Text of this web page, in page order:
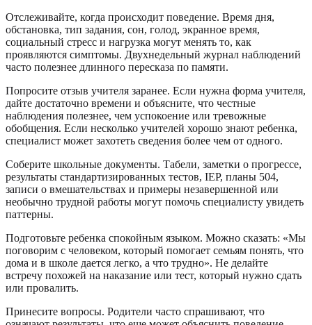
Отслеживайте, когда происходит поведение. Время дня,
обстановка, тип задания, сон, голод, экранное время,
социальный стресс и нагрузка могут менять то, как
проявляются симптомы. Двухнедельный журнал наблюдений
часто полезнее длинного пересказа по памяти.
Попросите отзыв учителя заранее. Если нужна форма учителя,
дайте достаточно времени и объясните, что честные
наблюдения полезнее, чем успокоение или тревожные
обобщения. Если несколько учителей хорошо знают ребенка,
специалист может захотеть сведения более чем от одного.
Соберите школьные документы. Табели, заметки о прогрессе,
результаты стандартизированных тестов, IEP, планы 504,
записи о вмешательствах и примеры незавершенной или
необычно трудной работы могут помочь специалисту увидеть
паттерны.
Подготовьте ребенка спокойным языком. Можно сказать: «Мы
поговорим с человеком, который помогает семьям понять, что
дома и в школе дается легко, а что трудно». Не делайте
встречу похожей на наказание или тест, который нужно сдать
или провалить.
Принесите вопросы. Родители часто спрашивают, что